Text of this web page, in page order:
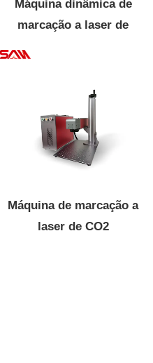
Máquina dinâmica de
marcação a laser de
Máquina de marcação a
laser de CO2